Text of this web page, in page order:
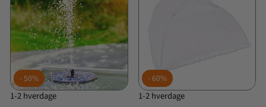
50%
1-2 hverdage
60%
1-2 hverdage